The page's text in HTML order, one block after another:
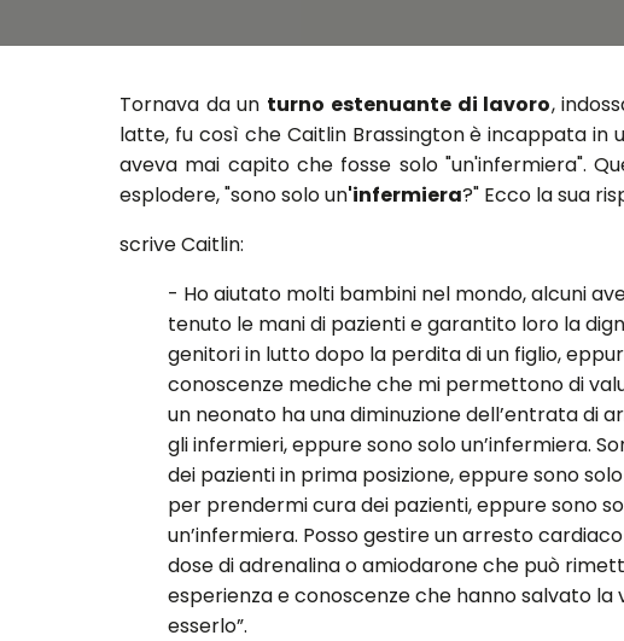
Tornava da un turno estenuante di lavoro,
latte, fu così che Caitlin Brassington è incappata in
aveva mai capito che fosse solo "un'infermiera".
esplodere, "sono solo un'infermiera?" Ecco la sua
scrive Caitlin:
- Ho aiutato molti bambini nel mondo, alcuni
tenuto le mani di pazienti e garantito loro la
genitori in lutto dopo la perdita di un figlio,
conoscenze mediche che mi permettono di
un neonato ha una diminuzione dell’entrata di
gli infermieri, eppure sono solo un’infermiera.
dei pazienti in prima posizione, eppure sono
per prendermi cura dei pazienti, eppure sono
un’infermiera. Posso gestire un arresto
dose di adrenalina o amiodarone che può
esperienza e conoscenze che hanno salvato la
esserlo”.